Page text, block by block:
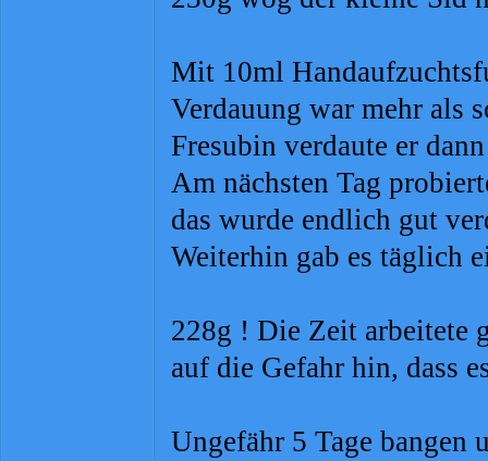
Mit 10ml
Verdauung war mehr als
Fresubin verdaute er
Am nächsten Tag
das wurde endlich gut
Weiterhin gab es täglich
228g ! Die Zeit arbeitete
auf die Gefahr hin, dass
Ungefähr 5 Tage bangen